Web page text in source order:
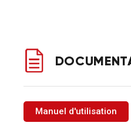
Manuel d'utilisation